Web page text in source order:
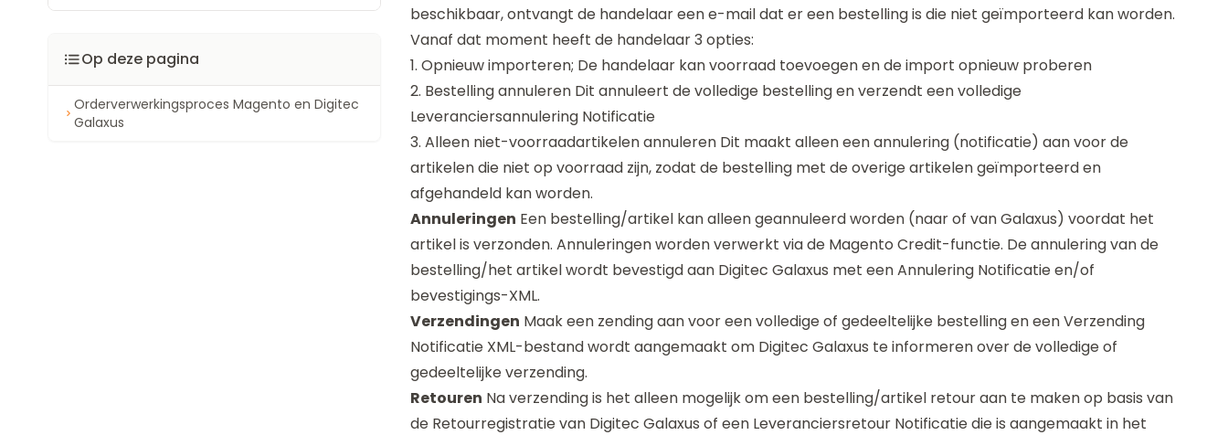
Op deze pagina
Orderverwerkingsproces Magento en Digitec
Galaxus
beschikbaar, ontvangt de handelaar een e-mail dat er een bestelling is die niet geïmporteerd kan worden.
Vanaf dat moment heeft de handelaar 3 opties:
1. Opnieuw importeren; De handelaar kan voorraad toevoegen en de import opnieuw proberen
2. Bestelling annuleren Dit annuleert de volledige bestelling en verzendt een volledige
Leveranciersannulering Notificatie
3. Alleen niet-voorraadartikelen annuleren Dit maakt alleen een annulering (notificatie) aan voor de
artikelen die niet op voorraad zijn, zodat de bestelling met de overige artikelen geïmporteerd en
afgehandeld kan worden.
Annuleringen Een bestelling/artikel kan alleen geannuleerd worden (naar of van Galaxus) voordat het
artikel is verzonden. Annuleringen worden verwerkt via de Magento Credit-functie. De annulering van de
bestelling/het artikel wordt bevestigd aan Digitec Galaxus met een Annulering Notificatie en/of
bevestigings-XML.
Verzendingen Maak een zending aan voor een volledige of gedeeltelijke bestelling en een Verzending
Notificatie XML-bestand wordt aangemaakt om Digitec Galaxus te informeren over de volledige of
gedeeltelijke verzending.
Retouren Na verzending is het alleen mogelijk om een bestelling/artikel retour aan te maken op basis van
de Retourregistratie van Digitec Galaxus of een Leveranciersretour Notificatie die is aangemaakt in het